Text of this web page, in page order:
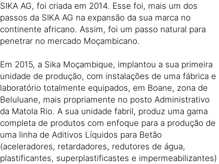
SIKA AG, foi criada em 2014. Esse foi, mais um dos
passos da SIKA AG na expansão da sua marca no
continente africano. Assim, foi um passo natural para
penetrar no mercado Moçambicano.
Em 2015, a Sika Moçambique, implantou a sua primeira
unidade de produção, com instalações de uma fábrica e
laboratório totalmente equipados, em Boane, zona de
Beluluane, mais propriamente no posto Administrativo
da Matola Rio. A sua unidade fabril, produz uma gama
completa de produtos com enfoque para a produção de
uma linha de Aditivos Líquidos para Betão
(aceleradores, retardadores, redutores de água,
plastificantes, superplastificastes e impermeabilizantes)